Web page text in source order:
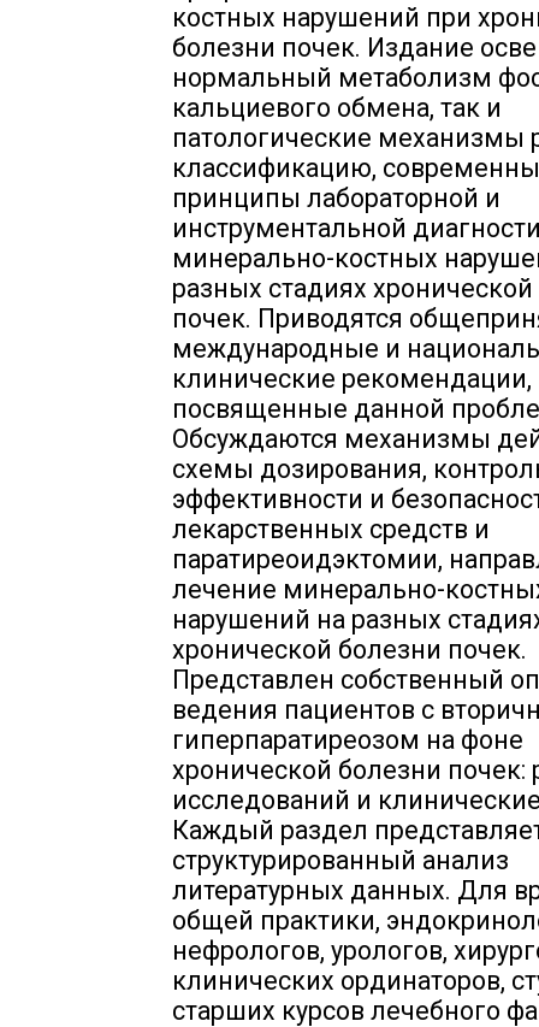
костных нарушений при
болезни почек. Издание
нормальный метаболизм
кальциевого обмена, так и
патологические механизмы
классификацию,
принципы лабораторной и
инструментальной
минерально-костных
разных стадиях
почек. Приводятся
международные и
клинические рекомендации,
посвященные данной
Обсуждаются механизмы
схемы дозирования,
эффективности и
лекарственных средств и
паратиреоидэктомии,
лечение минерально-
нарушений на разных
хронической болезни почек.
Представлен собственный
ведения пациентов с
гиперпаратиреозом на фоне
хронической болезни почек:
исследований и
Каждый раздел
структурированный анализ
литературных данных. Для
общей практики,
нефрологов, урологов,
клинических ординаторов,
старших курсов лечебного